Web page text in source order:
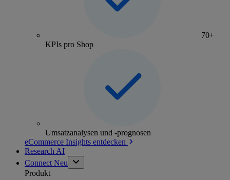
70+
KPIs pro Shop
Umsatzanalysen und -prognosen
eCommerce Insights entdecken
Research AI
Connect Neu
Produkt